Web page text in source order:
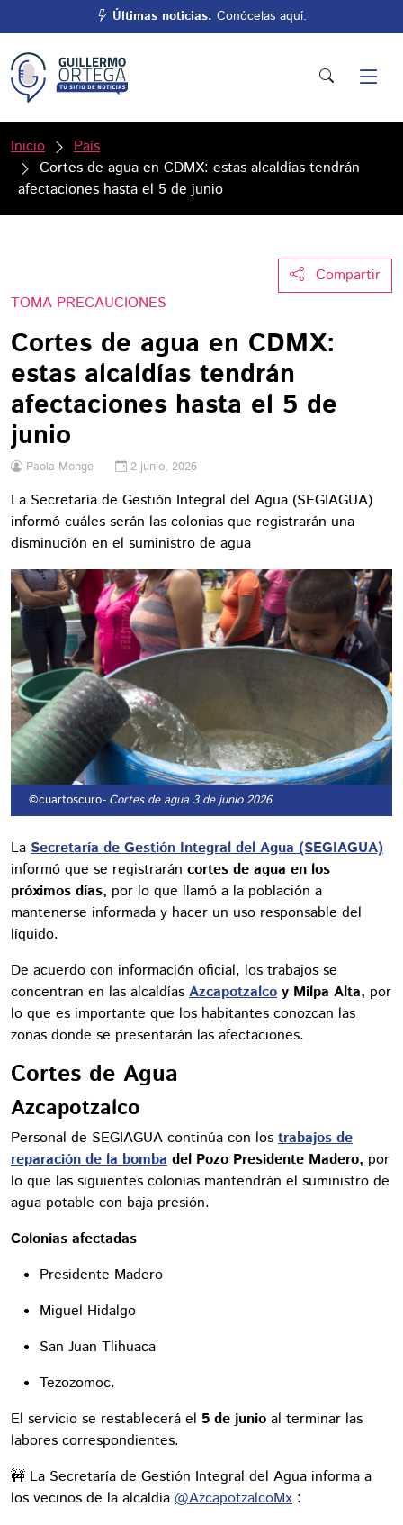
Últimas noticias. Conócelas aquí.
Inicio
País
Cortes de agua en CDMX: estas alcaldías tendrán
afectaciones hasta el 5 de junio
Compartir
TOMA PRECAUCIONES
Cortes de agua en CDMX:
estas alcaldías tendrán
afectaciones hasta el 5 de
junio
Paola Monge 2 junio, 2026
La Secretaría de Gestión Integral del Agua (SEGIAGUA)
informó cuáles serán las colonias que registrarán una
disminución en el suministro de agua
©cuartoscuro- Cortes de agua 3 de junio 2026
La Secretaría de Gestión Integral del Agua (SEGIAGUA)
informó que se registrarán cortes de agua en los
próximos días, por lo que llamó a la población a
mantenerse informada y hacer un uso responsable del
líquido.
De acuerdo con información oficial, los trabajos se
concentran en las alcaldías Azcapotzalco y Milpa Alta, por
lo que es importante que los habitantes conozcan las
zonas donde se presentarán las afectaciones.
Cortes de Agua
Azcapotzalco
Personal de SEGIAGUA continúa con los trabajos de
reparación de la bomba del Pozo Presidente Madero, por
lo que las siguientes colonias mantendrán el suministro de
agua potable con baja presión.
Colonias afectadas
Presidente Madero
Miguel Hidalgo
San Juan Tlihuaca
Tezozomoc.
El servicio se restablecerá el 5 de junio al terminar las
labores correspondientes.
🚧 La Secretaría de Gestión Integral del Agua informa a
los vecinos de la alcaldía @AzcapotzalcoMx :